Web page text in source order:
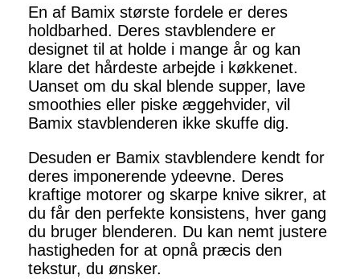
En af Bamix største fordele er deres
holdbarhed. Deres stavblendere er
designet til at holde i mange år og kan
klare det hårdeste arbejde i køkkenet.
Uanset om du skal blende supper, lave
smoothies eller piske æggehvider, vil
Bamix stavblenderen ikke skuffe dig.
Desuden er Bamix stavblendere kendt for
deres imponerende ydeevne. Deres
kraftige motorer og skarpe knive sikrer, at
du får den perfekte konsistens, hver gang
du bruger blenderen. Du kan nemt justere
hastigheden for at opnå præcis den
tekstur, du ønsker.